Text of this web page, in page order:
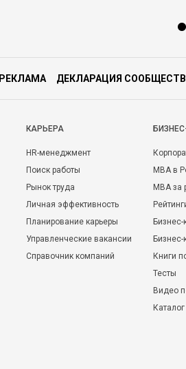
РЕКЛАМА ДЕКЛАРАЦИЯ
КАРЬЕРА
HR-менеджмент
Поиск работы
Рынок труда
Личная эффективность
Планирование карьеры
Управленческие вакансии
Справочник компаний
MBA в
MBA
Бизнес-
Книги
Тесты
Видео